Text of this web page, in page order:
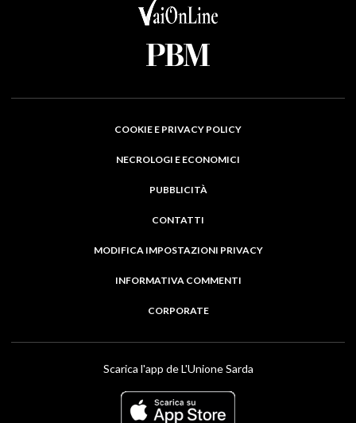
COOKIE E PRIVACY POLICY
NECROLOGI E ECONOMICI
PUBBLICITÀ
CONTATTI
MODIFICA IMPOSTAZIONI PRIVACY
INFORMATIVA COMMENTI
CORPORATE
Scarica l'app de L'Unione Sarda